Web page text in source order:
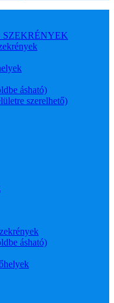
SZEKRÉNYEK
ásható)
szerelhető)
ásható)